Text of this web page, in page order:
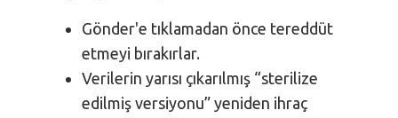
Gönder'e tıklamadan önce tereddüt
etmeyi bırakırlar.
Verilerin yarısı çıkarılmış “sterilize
edilmiş versiyonu” yeniden ihraç